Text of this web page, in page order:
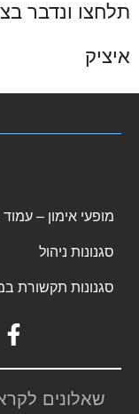
תלחצו ונדבר
איציק
מופעי אימון –
סגנונות ניהול
סגנונות תקשורת
שאלונים